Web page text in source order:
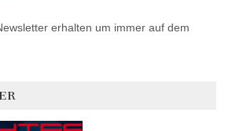
erhalten um immer auf dem